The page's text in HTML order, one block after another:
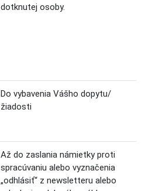
dotknutej osoby.
Do vybavenia Vášho dopytu/
žiadosti
Až do zaslania námietky proti
spracúvaniu alebo vyznačenia
„odhlásiť“ z newsletteru alebo